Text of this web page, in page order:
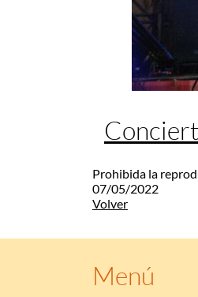
Prohibida la
07/05/2022
Volver
Menú